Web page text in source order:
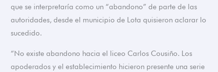
que se interpretaría como un “abandono” de parte de las
autoridades, desde el municipio de Lota quisieron aclarar lo
sucedido.
“No existe abandono hacia el liceo Carlos Cousiño. Los
apoderados y el establecimiento hicieron presente una serie